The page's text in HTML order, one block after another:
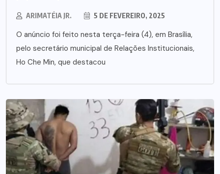
ARIMATÉIA JR. 5 DE FEVEREIRO, 2025
O anúncio foi feito nesta terça-feira (4), em Brasília,
pelo secretário municipal de Relações Institucionais,
Ho Che Min, que destacou